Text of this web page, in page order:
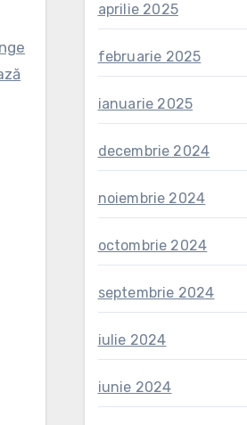
aprilie 2025
februarie 2025
ianuarie 2025
decembrie 2024
noiembrie 2024
octombrie 2024
septembrie 2024
iulie 2024
iunie 2024